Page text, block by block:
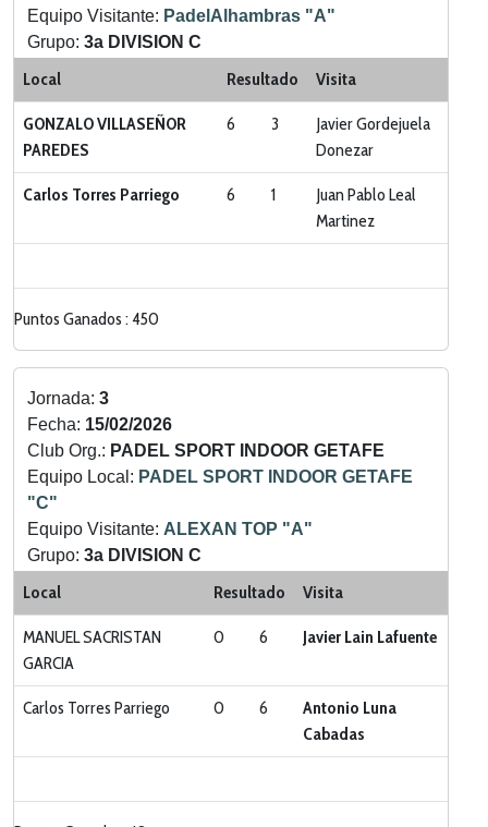
Equipo Visitante: PadelAlhambras "A"
Grupo: 3a DIVISION C
Categoria:
Local Resultado Visita
GONZALO VILLASEÑOR
PAREDES
6 3
Javier Gordejuela
Donezar
Carlos Torres Parriego 6 1
Juan Pablo Leal
Martinez
Puntos Ganados : 450
Jornada: 3
Fecha: 15/02/2026
Club Org.: PADEL SPORT INDOOR GETAFE
Equipo Local: PADEL SPORT INDOOR GETAFE
"C"
Equipo Visitante: ALEXAN TOP "A"
Grupo: 3a DIVISION C
Categoria:
Local Resultado Visita
MANUEL SACRISTAN
GARCIA
0 6 Javier Lain Lafuente
Carlos Torres Parriego 0 6
Antonio Luna
Cabadas